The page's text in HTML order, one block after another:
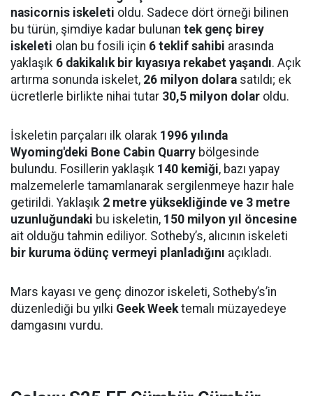
nasicornis iskeleti oldu. Sadece dört örneği bilinen
bu türün, şimdiye kadar bulunan tek genç birey
iskeleti olan bu fosili için 6 teklif sahibi arasında
yaklaşık 6 dakikalık bir kıyasıya rekabet yaşandı. Açık
artırma sonunda iskelet, 26 milyon dolara satıldı; ek
ücretlerle birlikte nihai tutar 30,5 milyon dolar oldu.
İskeletin parçaları ilk olarak 1996 yılında
Wyoming'deki Bone Cabin Quarry bölgesinde
bulundu. Fosillerin yaklaşık 140 kemiği, bazı yapay
malzemelerle tamamlanarak sergilenmeye hazır hale
getirildi. Yaklaşık 2 metre yüksekliğinde ve 3 metre
uzunluğundaki bu iskeletin, 150 milyon yıl öncesine
ait olduğu tahmin ediliyor. Sotheby’s, alıcının iskeleti
bir kuruma ödünç vermeyi planladığını açıkladı.
Mars kayası ve genç dinozor iskeleti, Sotheby’s’in
düzenlediği bu yılki Geek Weektemalı müzayedeye
damgasını vurdu.